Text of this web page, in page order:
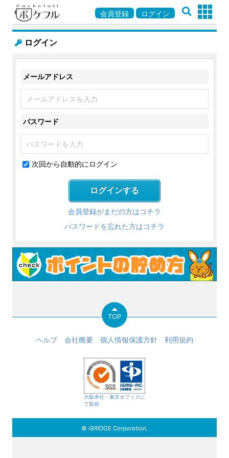
会員登録 ログイン
ログイン
メールアドレス
パスワード
次回から自動的にログイン
会員登録がまだの方はコチラ
パスワードを忘れた方はコチラ
ヘルプ 会社概要 個人情報保護方針 利用規約
大阪本社・東京オフィスに
て取得
© iBRIDGE Corporation.
TOP